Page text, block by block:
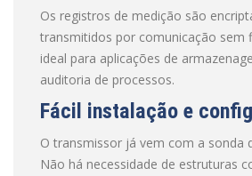
Os registros de medição são
transmitidos por comunicação sem
ideal para aplicações de
auditoria de processos.
Fácil instalação e
O transmissor já vem com a sonda
Não há necessidade de estruturas